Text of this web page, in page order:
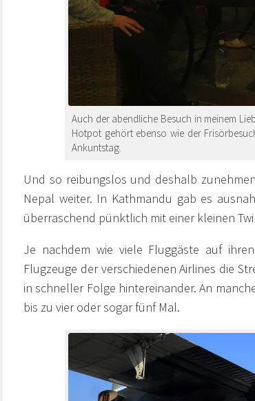
Auch der abendliche Besuch in meinem
Hotpot gehört ebenso wie der
Ankuntstag.
Und so reibungslos und deshalb
Nepal weiter. In Kathmandu gab es
überraschend pünktlich mit einer kleinen
Je nachdem wie viele Fluggäste auf
Flugzeuge der verschiedenen Airlines die
in schneller Folge hintereinander. An
bis zu vier oder sogar fünf Mal.